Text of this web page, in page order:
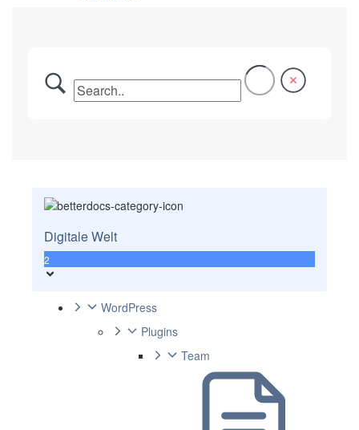
Digitale Welt
2
WordPress
Plugins
Team